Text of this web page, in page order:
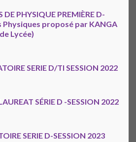
DE PHYSIQUE PREMIÈRE D-
Physiques proposé par KANGA
Lycée)
SERIE D/TI SESSION 2022
SÉRIE D -SESSION 2022
SERIE D-SESSION 2023